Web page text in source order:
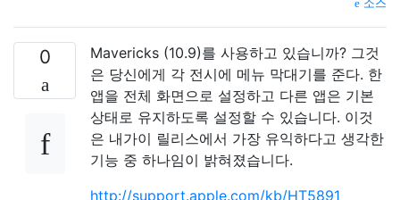
소스
0
Mavericks (10.9)를 사용하고 있습니까? 그것
은 당신에게 각 전시에 메뉴 막대기를 준다. 한
앱을 전체 화면으로 설정하고 다른 앱은 기본
상태로 유지하도록 설정할 수 있습니다. 이것
은 내가이 릴리스에서 가장 유익하다고 생각한
기능 중 하나임이 밝혀졌습니다.
http://support.apple.com/kb/HT5891